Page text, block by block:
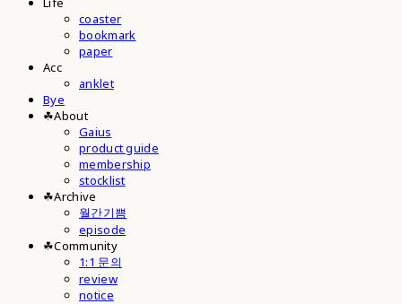
coaster
bookmark
paper
Acc
anklet
Bye
☘︎About
Gaius
product guide
membership
stocklist
☘︎Archive
월간기쁨
episode
☘︎Community
1:1 문의
review
notice